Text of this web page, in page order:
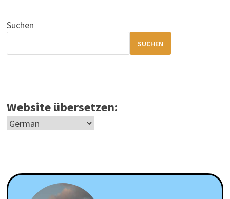
Suchen
SUCHEN
Website übersetzen: